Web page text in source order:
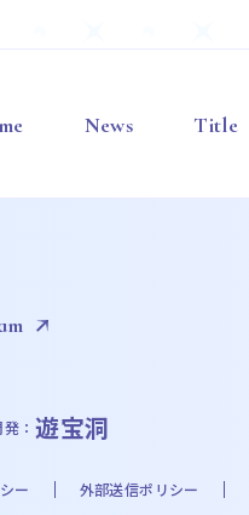
News Title
： 遊宝洞
ー 外部送信ポリシー